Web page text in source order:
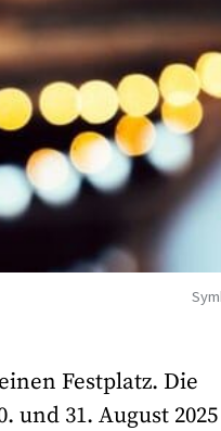
Festplatz. Die
und 31. August